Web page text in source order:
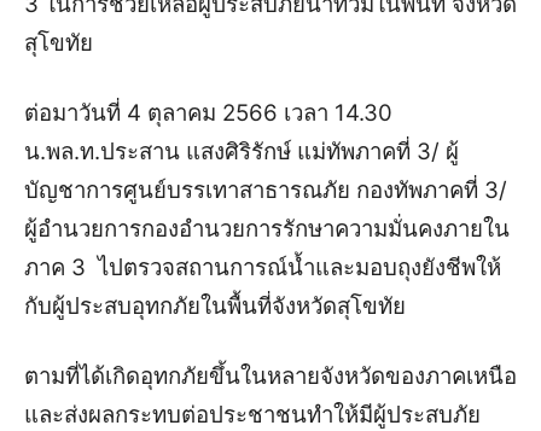
สุโขทัย
ต่อมาวันที่ 4 ตุลาคม 2566 เวลา 14.30
น.พล.ท.ประสาน แสงศิริรักษ์ แม่ทัพภาคที่ 3/ ผู้
บัญชาการศูนย์บรรเทาสาธารณภัย กองทัพภาคที่ 3/
ผู้อำนวยการกองอำนวยการรักษาความมั่นคงภายใน
ภาค 3 ไปตรวจสถานการณ์น้ำและมอบถุงยังชีพให้
กับผู้ประสบอุทกภัยในพื้นที่จังหวัดสุโขทัย
ตามที่ได้เกิดอุทกภัยขึ้นในหลายจังหวัดของภาคเหนือ
และส่งผลกระทบต่อประชาชนทำให้มีผู้ประสบภัย